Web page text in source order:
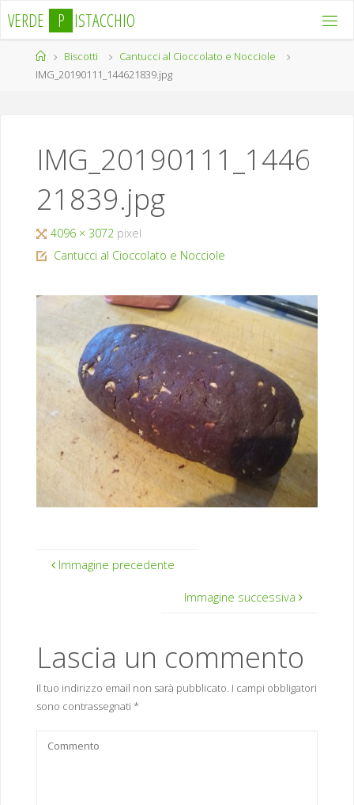
contenuto
VERDE P ISTACCHIO
HomeBiscotti
Cantucci al Cioccolato e Nocciole
IMG_20190111_144621839.jpg
IMG_20190111_1446
21839.jpg
Tutta
larghezza
4096 × 3072 pixel
Cantucci al Cioccolato e Nocciole
Immagine precedente
Immagine successiva
Lascia un commento
Il tuo indirizzo email non sarà pubblicato. I campi obbligatori
sono contrassegnati *